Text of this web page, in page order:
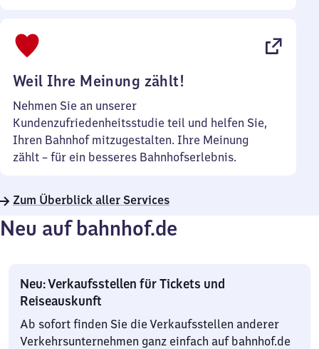
Weil Ihre Meinung zählt!
Nehmen Sie an unserer
Kundenzufriedenheitsstudie teil und helfen Sie,
Ihren Bahnhof mitzugestalten. Ihre Meinung
zählt – für ein besseres Bahnhofserlebnis.
Zum Überblick aller Services
Neu auf bahnhof.de
Neu: Verkaufsstellen für Tickets und
Reiseauskunft
Ab sofort finden Sie die Verkaufsstellen anderer
Verkehrsunternehmen ganz einfach auf bahnhof.de